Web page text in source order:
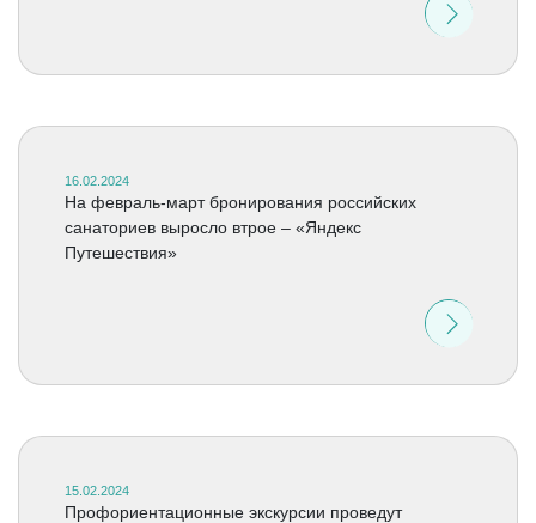
16.02.2024
На февраль-март бронирования российских
санаториев выросло втрое – «Яндекс
Путешествия»
15.02.2024
Профориентационные экскурсии проведут